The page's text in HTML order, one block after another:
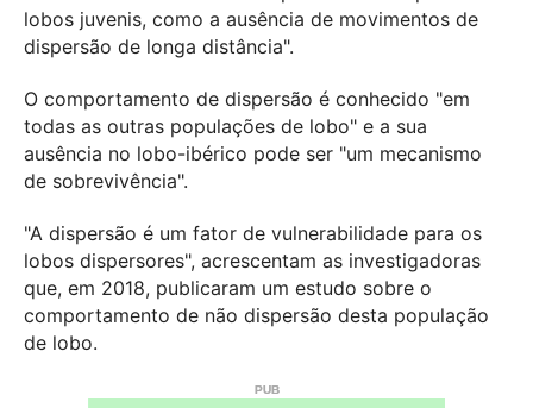
lobos juvenis, como a ausência de movimentos de
dispersão de longa distância".
O comportamento de dispersão é conhecido "em
todas as outras populações de lobo" e a sua
ausência no lobo-ibérico pode ser "um mecanismo
de sobrevivência".
"A dispersão é um fator de vulnerabilidade para os
lobos dispersores", acrescentam as investigadoras
que, em 2018, publicaram um estudo sobre o
comportamento de não dispersão desta população
de lobo.